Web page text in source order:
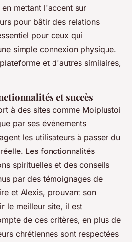
mettant l'accent sur
pour bâtir des relations
pour ceux qui
simple connexion physique.
et d'autres similaires,
et succès
à des sites comme Moiplustoi
par ses événements
les utilisateurs à passer du
Les fonctionnalités
spirituelles et des conseils
par des témoignages de
et Alexis, prouvant son
le meilleur site, il est
de ces critères, en plus de
chrétiennes sont respectées